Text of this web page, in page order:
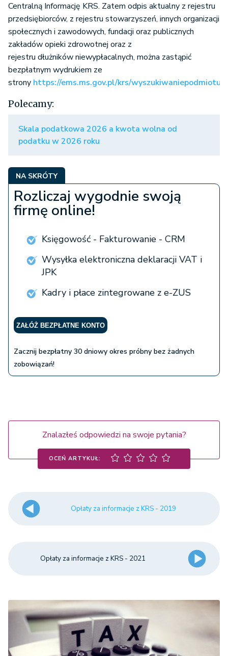
odpis aktualny z rejestru
przedsiębiorców, z rejestru
stowarzyszeń, innych
organizacji społecznych i
zawodowych, fundacji oraz
publicznych zakładów opieki
dłużników niewypłacalnych,
wyciąg z rejestru
organizacji społecznych i
zawodowych, fundacji oraz
publicznych zakładów opieki
zdrowotnej dotyczący działu 1
10 zł
5 zł
zaświadczenie z rejestru
przedsiębiorców, rejestru
stowarzyszeń, innych
organizacji społecznych i
publicznych zakładów opieki
dłużników niewypłacalnych
Centralną Informację KRS. Zatem odpis aktualny z rejestru
przedsiębiorców, z rejestru stowarzyszeń, innych organizacji
społecznych i zawodowych, fundacji oraz publicznych
zakładów opieki zdrowotnej oraz z
rejestru dłużników niewypłacalnych, można zastąpić
bezpłatnym wydrukiem ze
strony https://ems.ms.gov.pl/krs/wyszukiwaniepodmiotu
Polecamy:
Skala podatkowa 2026 a kwota wolna od
podatku w 2026 roku
NA SKRÓTY
Rozliczaj wygodnie swoją
firmę online!
Księgowość - Fakturowanie - CRM
Wysyłka elektroniczna deklaracji VAT i
JPK
Kadry i płace zintegrowane z e-ZUS
ZAŁÓŻ BEZPŁATNE KONTO
Zacznij bezpłatny 30 dniowy okres próbny bez żadnych
zobowiązań!
Znalazłeś odpowiedzi na swoje pytania?
OCEŃ ARTYKUŁ:
Opłaty za informacje z KRS - 2019
Opłaty za informacje z KRS - 2021